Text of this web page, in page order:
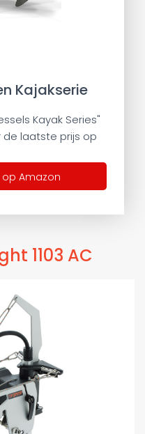
Kajakserie
Kayak Series"
laatste prijs op
op Amazon
1103 AC